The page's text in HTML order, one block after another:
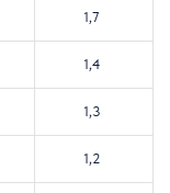
1,7
1,4
1,3
1,2